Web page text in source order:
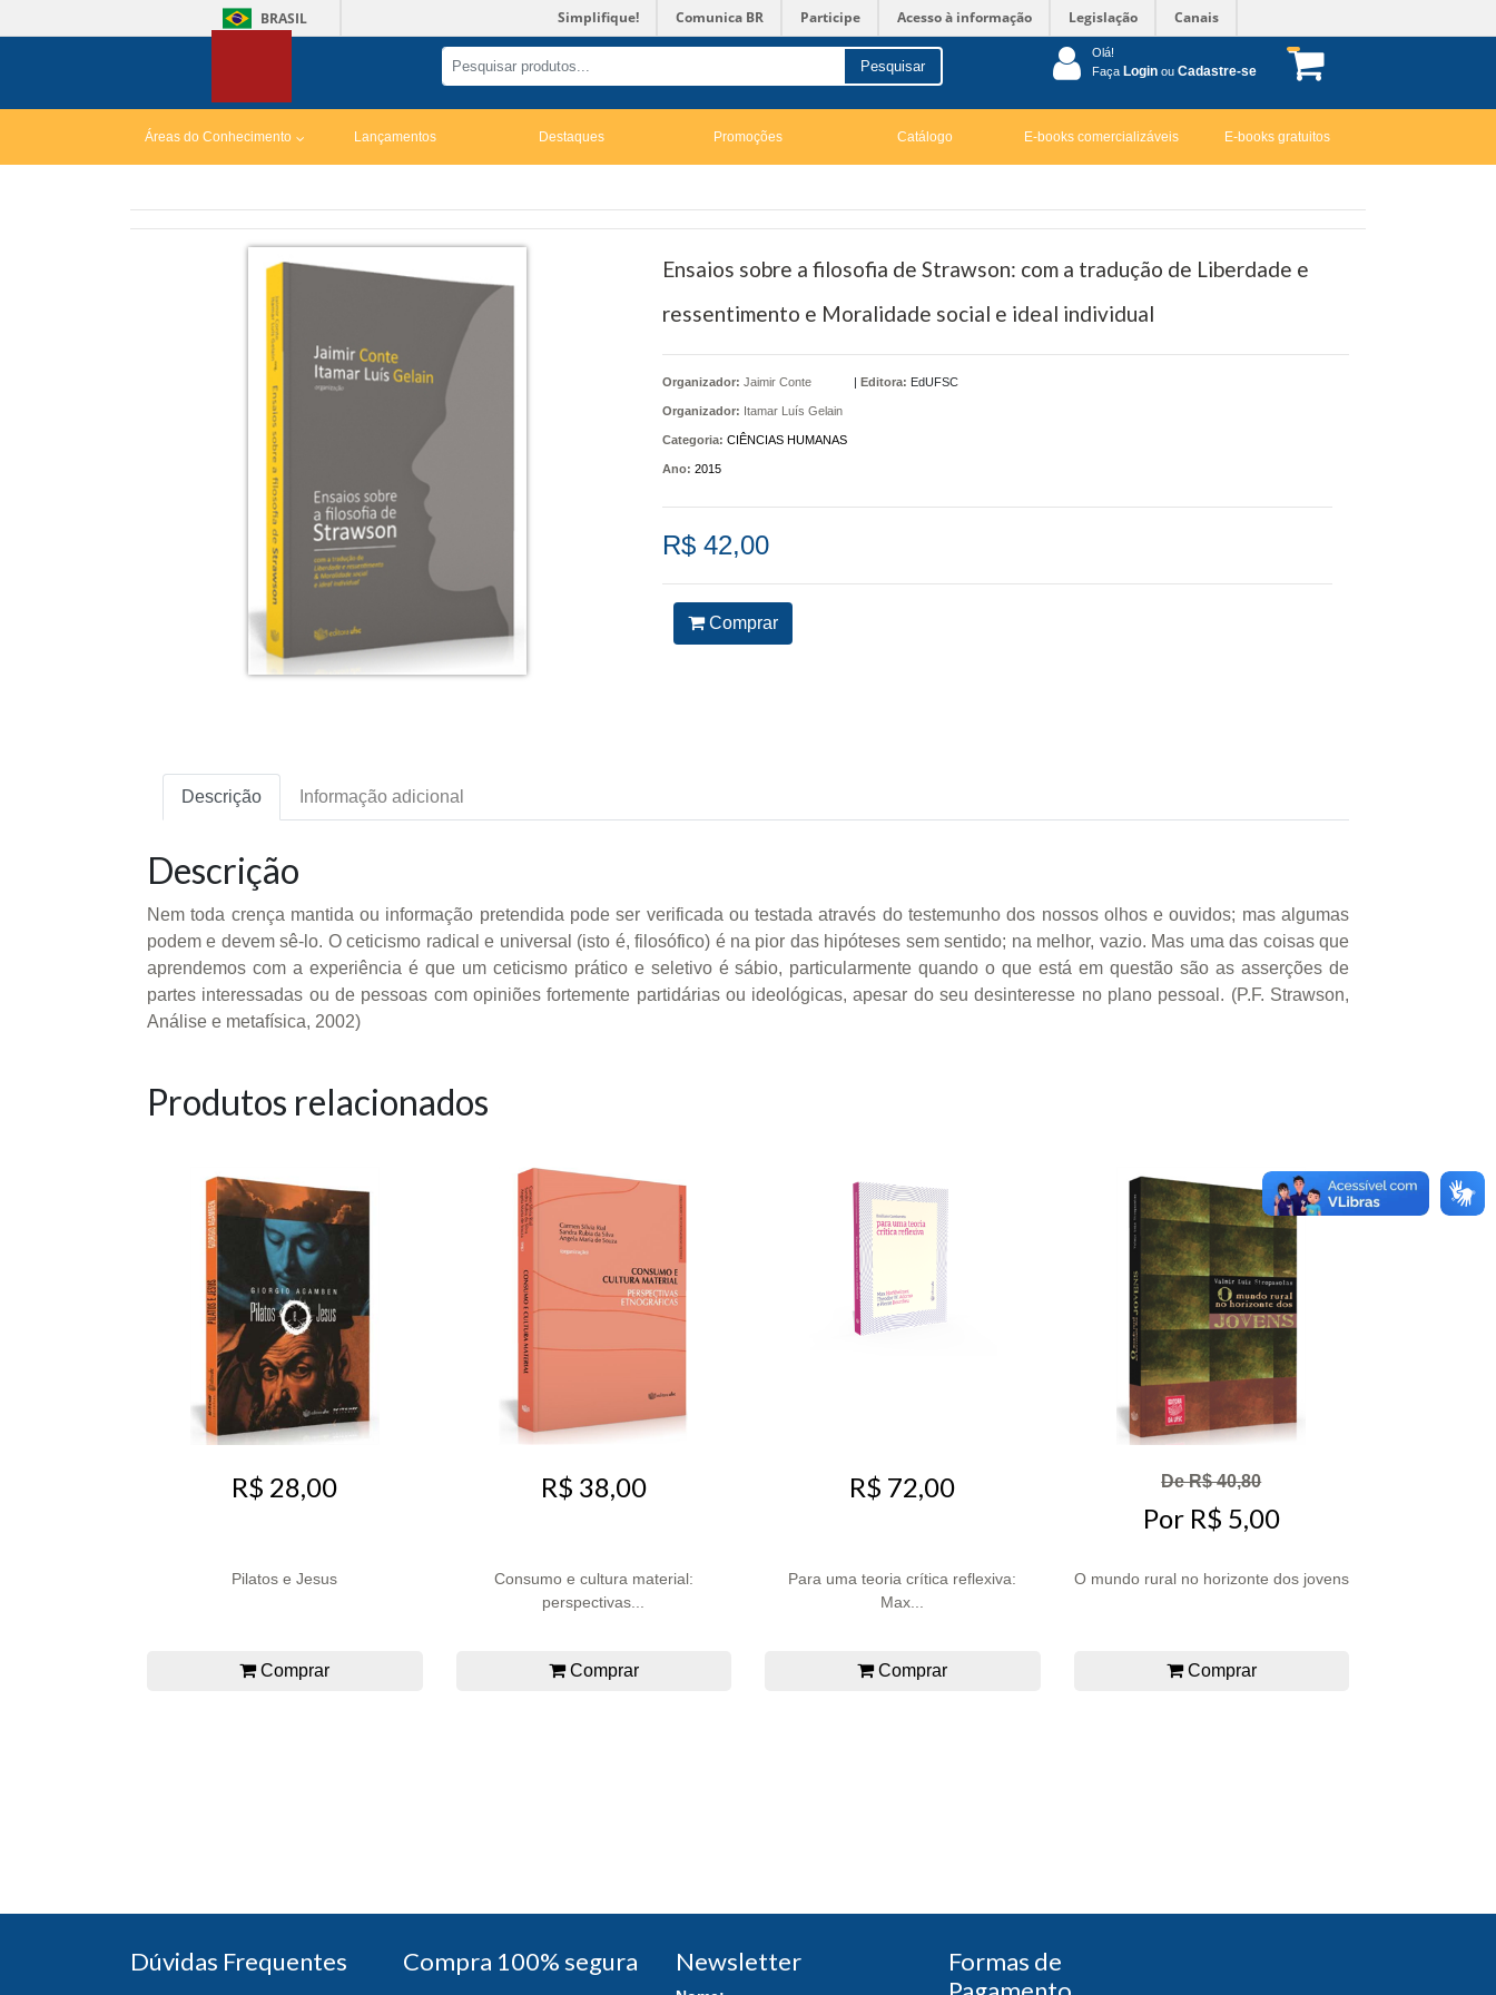
BRASIL Simplifique! Comunica BR Participe Acesso à informação Legislação Canais
Pesquisar
Olá!
Faça Login ou Cadastre-se
Áreas do Conhecimento Lançamentos Destaques Promoções Catálogo E-books comercializáveis E-books gratuitos
Ensaios sobre a filosofia de Strawson: com a tradução de Liberdade e
ressentimento e Moralidade social e ideal individual
Organizador: Jaimir Conte
Organizador: Itamar Luís Gelain
| Editora: EdUFSC
Categoria: CIÊNCIAS HUMANAS
Ano: 2015
R$ 42,00
Comprar
Descrição Informação adicional
Descrição
Nem toda crença mantida ou informação pretendida pode ser verificada ou testada através do testemunho dos nossos olhos e ouvidos; mas algumas
podem e devem sê-lo. O ceticismo radical e universal (isto é, filosófico) é na pior das hipóteses sem sentido; na melhor, vazio. Mas uma das coisas que
aprendemos com a experiência é que um ceticismo prático e seletivo é sábio, particularmente quando o que está em questão são as asserções de
partes interessadas ou de pessoas com opiniões fortemente partidárias ou ideológicas, apesar do seu desinteresse no plano pessoal. (P.F. Strawson,
Análise e metafísica, 2002)
Produtos relacionados
R$ 28,00
Pilatos e Jesus
Comprar
R$ 38,00
Consumo e cultura material:
perspectivas...
Comprar
R$ 72,00
Para uma teoria crítica reflexiva:
Max...
Comprar
De R$ 40,80
Por R$ 5,00
O mundo rural no horizonte dos jovens
Comprar
Dúvidas Frequentes Compra 100% segura Newsletter
Formas de